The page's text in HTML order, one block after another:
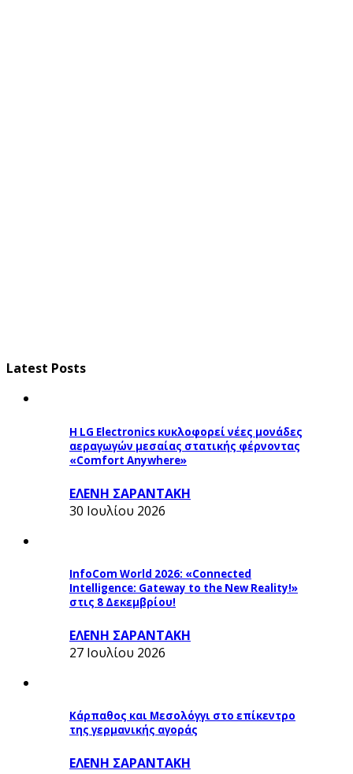
Latest Posts
Η LG Electronics κυκλοφορεί νέες μονάδες
αεραγωγών μεσαίας στατικής φέρνοντας
«Comfort Anywhere»
ΕΛΕΝΗ ΣΑΡΑΝΤΑΚΗ
30 Ιουλίου 2026
InfoCom World 2026: «Connected
Intelligence: Gateway to the New Reality!»
στις 8 Δεκεμβρίου!
ΕΛΕΝΗ ΣΑΡΑΝΤΑΚΗ
27 Ιουλίου 2026
Κάρπαθος και Μεσολόγγι στο επίκεντρο
της γερμανικής αγοράς
ΕΛΕΝΗ ΣΑΡΑΝΤΑΚΗ